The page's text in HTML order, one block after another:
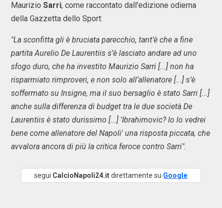
Maurizio Sarri, come raccontato dall'edizione odierna
della Gazzetta dello Sport:
"La sconfitta gli è bruciata parecchio, tant’è che a fine
partita Aurelio De Laurentiis s’è lasciato andare ad uno
sfogo duro, che ha investito Maurizio Sarri [...] non ha
risparmiato rimproveri, e non solo all’allenatore [...] s’è
soffermato su Insigne, ma il suo bersaglio è stato Sarri [...]
anche sulla differenza di budget tra le due società De
Laurentiis è stato durissimo [...] 'Ibrahimovic? Io lo vedrei
bene come allenatore del Napoli' una risposta piccata, che
avvalora ancora di più la critica feroce contro Sarri".
segui CalcioNapoli24.itdirettamente su Google